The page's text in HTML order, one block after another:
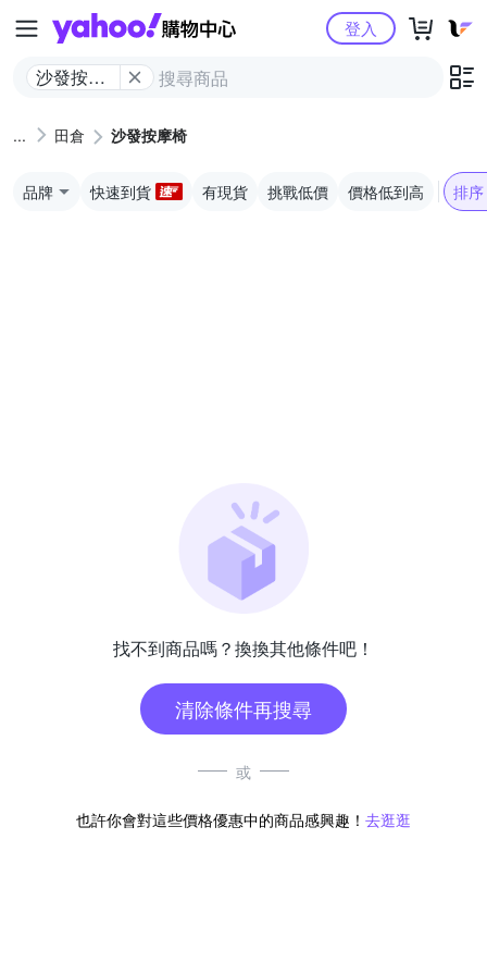
Yahoo購物中心
沙發按摩
登入
田倉 沙發按摩椅
品牌 快速到貨 有現貨 挑戰低價 價格低到高 排序
找不到商品嗎？換換其他條件吧！
清除條件再搜尋
或
也許你會對這些價格優惠中的商品感興趣！ 去逛逛